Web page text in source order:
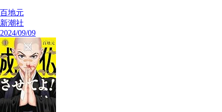
百地元
新潮社
2024/09/09